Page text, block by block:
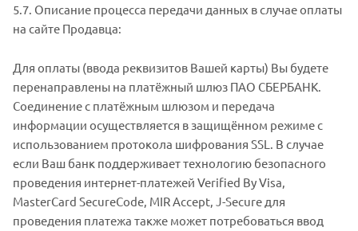
5.7. Описание процесса передачи данных в случае оплаты
на сайте Продавца:
Для оплаты (ввода реквизитов Вашей карты) Вы будете
перенаправлены на платёжный шлюз ПАО СБЕРБАНК.
Соединение с платёжным шлюзом и передача
информации осуществляется в защищённом режиме с
использованием протокола шифрования SSL. В случае
если Ваш банк поддерживает технологию безопасного
проведения интернет-платежей Verified By Visa,
MasterCard SecureCode, MIR Accept, J-Secure для
проведения платежа также может потребоваться ввод